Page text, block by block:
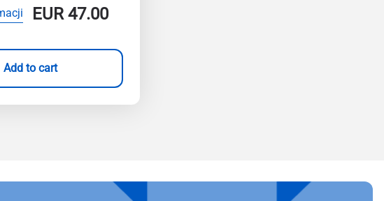
EUR47.00
Add to cart